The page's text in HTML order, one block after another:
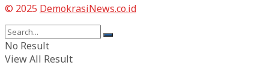
© 2025 DemokrasiNews.co.id
No Result
View All Result